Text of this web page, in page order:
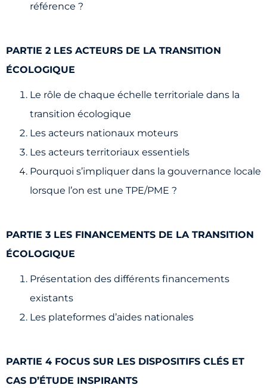
référence ?
PARTIE 2 LES ACTEURS DE LA TRANSITION
ÉCOLOGIQUE
Le rôle de chaque échelle territoriale dans la
transition écologique
Les acteurs nationaux moteurs
Les acteurs territoriaux essentiels
Pourquoi s’impliquer dans la gouvernance locale
lorsque l’on est une TPE/PME ?
PARTIE 3 LES FINANCEMENTS DE LA TRANSITION
ÉCOLOGIQUE
Présentation des différents financements
existants
Les plateformes d’aides nationales
PARTIE 4 FOCUS SUR LES DISPOSITIFS CLÉS ET
CAS D’ÉTUDE INSPIRANTS